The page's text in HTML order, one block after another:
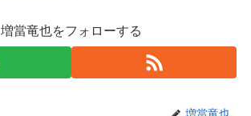
増當竜也をフォローする